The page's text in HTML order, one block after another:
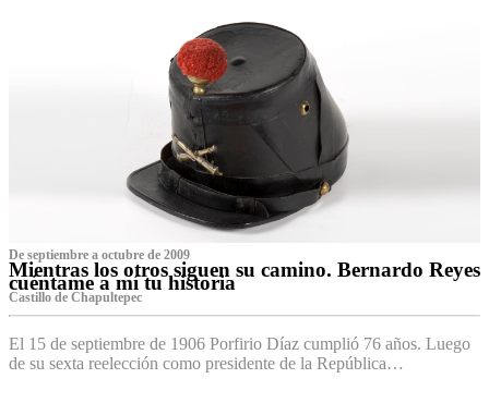
De septiembre a octubre de 2009
Mientras los otros siguen su camino. Bernardo Reyes
cuéntame a mí tu historia
Castillo de Chapultepec
El 15 de septiembre de 1906 Porfirio Díaz cumplió 76 años. Luego
de su sexta reelección como presidente de la República…